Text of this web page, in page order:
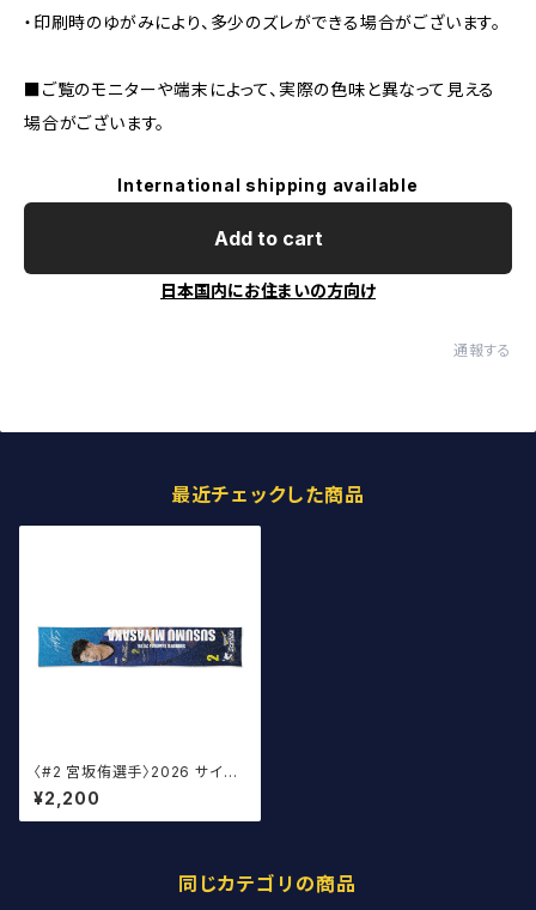
・印刷時のゆがみにより、多少のズレができる場合がございます。
■ご覧のモニターや端末によって、実際の色味と異なって見える
場合がございます。
International shipping available
Add to cart
日本国内にお住まいの方向け
通報する
最近チェックした商品
〈#2 宮坂侑選手〉2026 サイン
入りマフラータオル
¥2,200
同じカテゴリの商品